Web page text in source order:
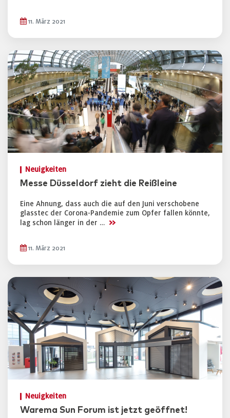
11. März 2021
Neuigkeiten
Messe Düsseldorf zieht die Reißleine
Eine Ahnung, dass auch die auf den Juni verschobene
glasstec der Corona-Pandemie zum Opfer fallen könnte,
lag schon länger in der … >>
11. März 2021
Neuigkeiten
Warema Sun Forum ist jetzt geöffnet!